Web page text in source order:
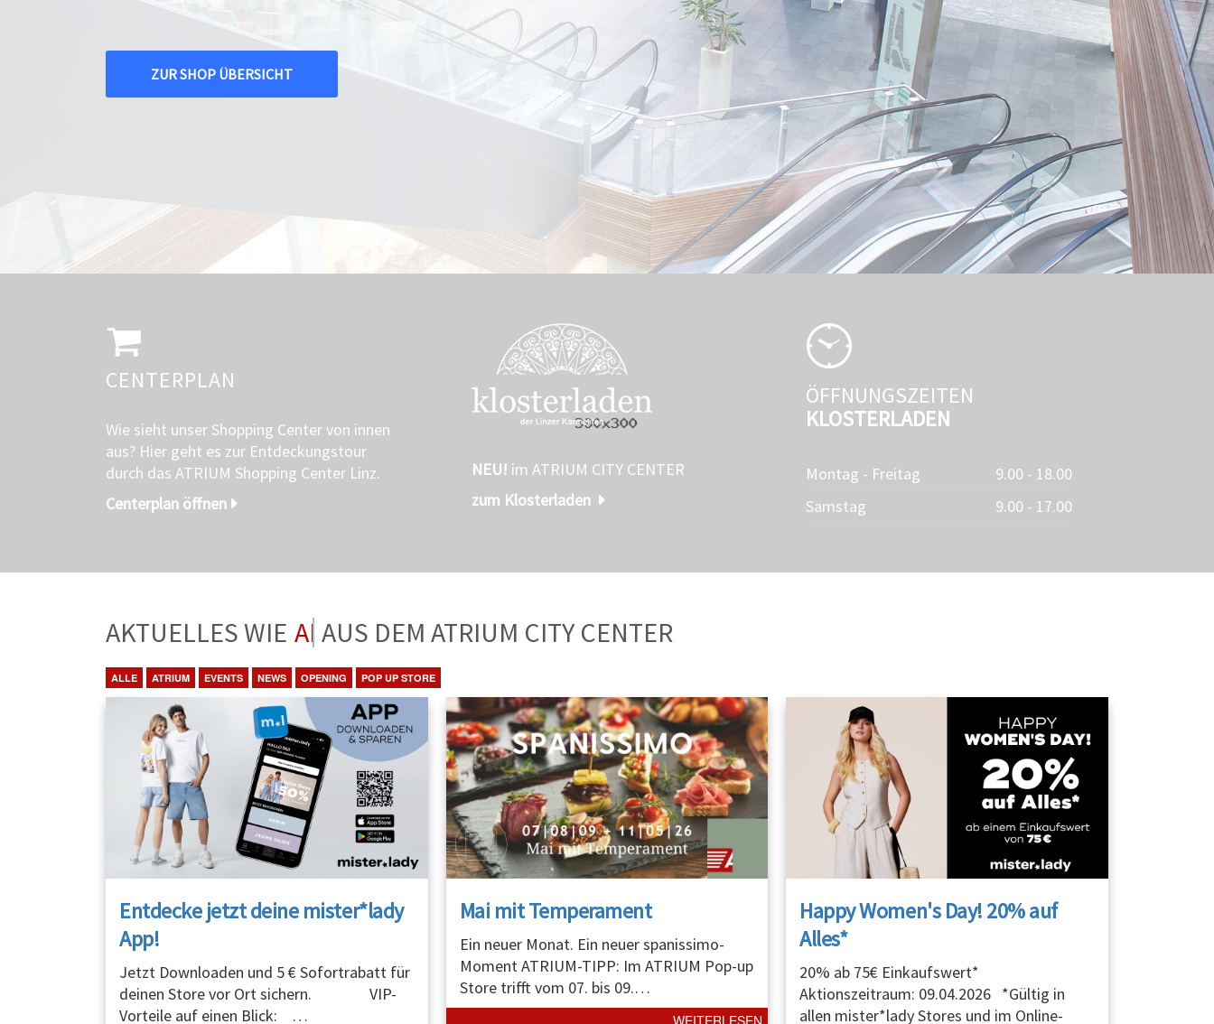
ZUR SHOP ÜBERSICHT
CENTERPLAN
Wie sieht unser Shopping Center von innen
aus? Hier geht es zur Entdeckungstour
durch das ATRIUM Shopping Center Linz.
Centerplan öffnen
NEU! im ATRIUM CITY CENTER
zum Klosterladen
ÖFFNUNGSZEITEN
KLOSTERLADEN
Montag - Freitag
9.00 - 18.00
Samstag
9.00 - 17.00
AKTUELLES WIE ANGEBOTE AUS DEM ATRIUM CITY CENTER
ALLE ATRIUM EVENTS NEWS OPENING POP UP STORE
Entdecke jetzt deine mister*lady
App!
Jetzt Downloaden und 5 € Sofortrabatt für
deinen Store vor Ort sichern. VIP-
Vorteile auf einen Blick: …
Mai mit Temperament
Ein neuer Monat. Ein neuer spanissimo-
Moment ATRIUM-TIPP: Im ATRIUM Pop-up
Store trifft vom 07. bis 09.…
WEITERLESEN
Happy Women's Day! 20% auf
Alles*
20% ab 75€ Einkaufswert*
Aktionszeitraum: 09.04.2026 *Gültig in
allen mister*lady Stores und im Online-